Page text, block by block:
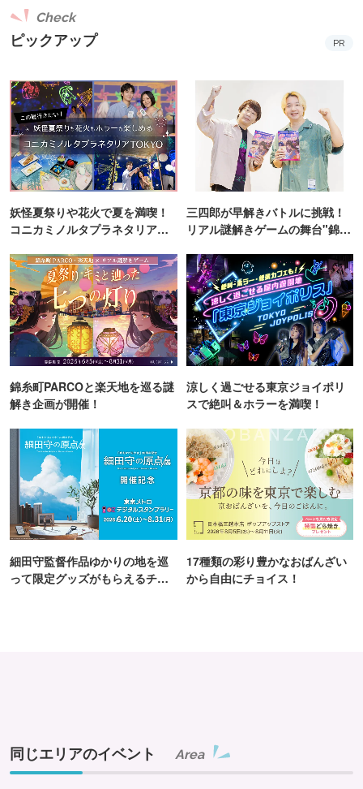
■座席・設備
約600席
■予約受付
WEB予約あり
■雨天対応
屋上だが開閉式テントがあり雨天時でも営業可能
※台風や豪雨などの場合は営業停止の可能性あり
■定休日
横浜高島屋に準ずる
ピックアップ
Check
PR
妖怪夏祭りや花火で夏を満喫！
コニカミノルタプラネタリア
三四郎が早解きバトルに挑戦！
リアル謎解きゲームの舞台"錦糸
錦糸町PARCOと楽天地を巡る謎
解き企画が開催！
涼しく過ごせる東京ジョイポリ
スで絶叫＆ホラーを満喫！
細田守監督作品ゆかりの地を巡
って限定グッズがもらえるチャ
17種類の彩り豊かなおばんざい
から自由にチョイス！
同じエリアのイベント Area